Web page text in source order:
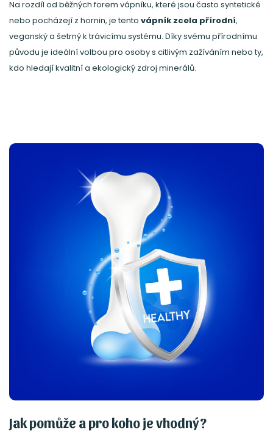
Na rozdíl od běžných forem vápníku, které jsou často syntetické
nebo pocházejí z hornin, je tento vápník zcela přírodní,
veganský a šetrný k trávicímu systému. Díky svému přírodnímu
původu je ideální volbou pro osoby s citlivým zažíváním nebo ty,
kdo hledají kvalitní a ekologický zdroj minerálů.
Jak pomůže a pro koho je vhodný?